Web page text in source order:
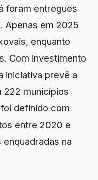
foram entregues
Apenas em 2025
enquanto
Com investimento
iniciativa prevê a
222 municípios
definido com
entre 2020 e
na